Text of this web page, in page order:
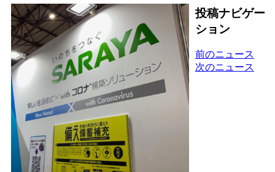
投稿ナビゲー
ション
前のニュース
次のニュース